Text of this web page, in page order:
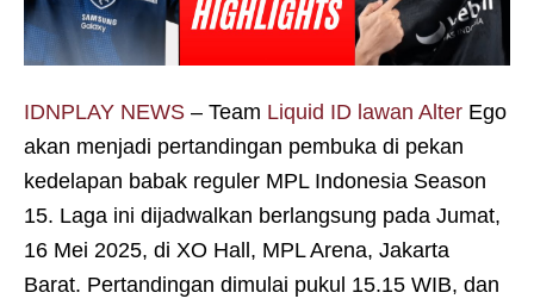
IDNPLAY NEWS – Team Liquid ID lawan Alter Ego
akan menjadi pertandingan pembuka di pekan
kedelapan babak reguler MPL Indonesia Season
15. Laga ini dijadwalkan berlangsung pada Jumat,
16 Mei 2025, di XO Hall, MPL Arena, Jakarta
Barat. Pertandingan dimulai pukul 15.15 WIB, dan